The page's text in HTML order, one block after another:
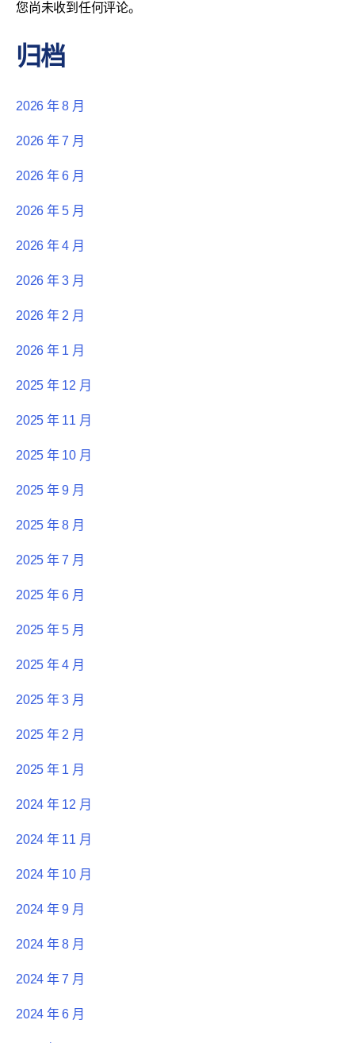
您尚未收到任何评论。
归档
2026 年 8 月
2026 年 7 月
2026 年 6 月
2026 年 5 月
2026 年 4 月
2026 年 3 月
2026 年 2 月
2026 年 1 月
2025 年 12 月
2025 年 11 月
2025 年 10 月
2025 年 9 月
2025 年 8 月
2025 年 7 月
2025 年 6 月
2025 年 5 月
2025 年 4 月
2025 年 3 月
2025 年 2 月
2025 年 1 月
2024 年 12 月
2024 年 11 月
2024 年 10 月
2024 年 9 月
2024 年 8 月
2024 年 7 月
2024 年 6 月